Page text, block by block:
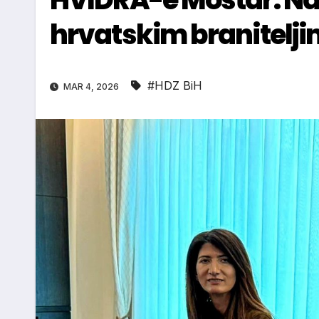
hrvatskim
MAR 4, 2026 #HDZ BiH